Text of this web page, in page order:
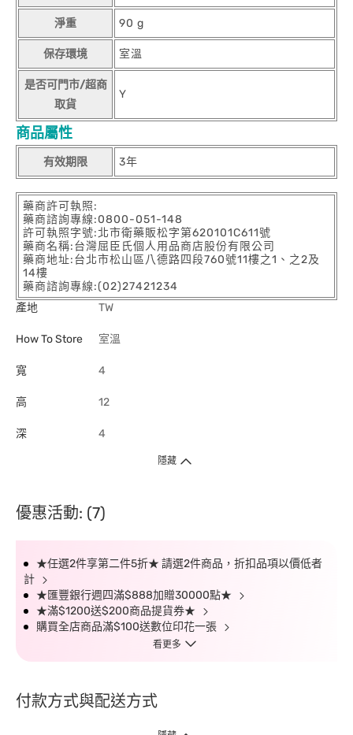
淨重 90 g
保存環境 室溫
是否可門市/超商
取貨
Y
商品屬性
有效期限 3年
藥商許可執照:
藥商諮詢專線:0800-051-148
許可執照字號:北市衛藥販松字第620101C611號
藥商名稱:台灣屈臣氏個人用品商店股份有限公司
藥商地址:台北市松山區八德路四段760號11樓之1、之2及
14樓
藥商諮詢專線:(02)27421234
產地
TW
How To Store 室溫
寬 4
高 12
深 4
隱藏
優惠活動: (7)
★任選2件享第二件5折★ 請選2件商品，折扣品項以價低者
計
★匯豐銀行週四滿$888加贈30000點★
★滿$1200送$200商品提貨券★
購買全店商品滿$100送數位印花一張
看更多
付款方式與配送方式